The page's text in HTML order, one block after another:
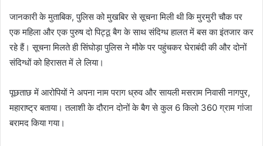
जानकारी के मुताबिक, पुलिस को मुखबिर से सूचना मिली थी कि मुरमुरी चौक पर
एक महिला और एक पुरुष दो पिट्ठू बैग के साथ संदिग्ध हालत में बस का इंतजार कर
रहे हैं। सूचना मिलते ही सिंघोड़ा पुलिस ने मौके पर पहुंचकर घेराबंदी की और दोनों
संदिग्धों को हिरासत में ले लिया।
पूछताछ में आरोपियों ने अपना नाम पराग ध्रुव और सायली मसराम निवासी नागपुर,
महाराष्ट्र बताया। तलाशी के दौरान दोनों के बैग से कुल 6 किलो 360 ग्राम गांजा
बरामद किया गया।